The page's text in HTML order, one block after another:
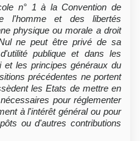
n° 1 à la Convention de
l'homme et des libertés
physique ou morale a droit
ne peut être privé de sa
publique et dans les
et les principes généraux du
précédentes ne portent
les Etats de mettre en
pour réglementer
à l'intérêt général ou pour
ou d'autres contributions